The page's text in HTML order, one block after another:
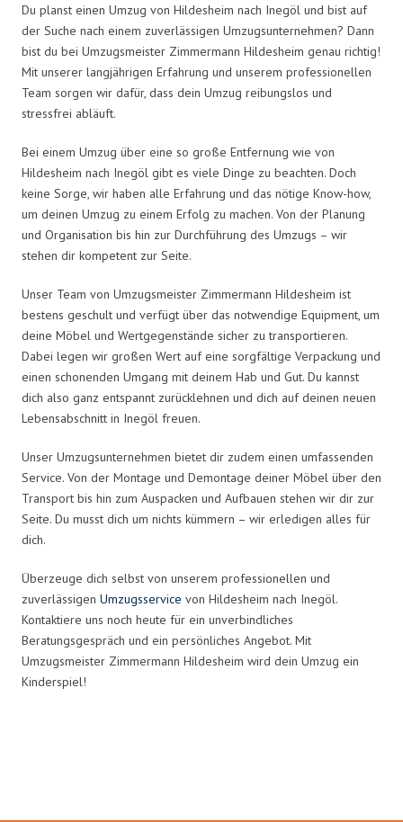
Du planst einen Umzug von Hildesheim nach Inegöl und bist auf
der Suche nach einem zuverlässigen Umzugsunternehmen? Dann
bist du bei Umzugsmeister Zimmermann Hildesheim genau richtig!
Mit unserer langjährigen Erfahrung und unserem professionellen
Team sorgen wir dafür, dass dein Umzug reibungslos und
stressfrei abläuft.
Bei einem Umzug über eine so große Entfernung wie von
Hildesheim nach Inegöl gibt es viele Dinge zu beachten. Doch
keine Sorge, wir haben alle Erfahrung und das nötige Know-how,
um deinen Umzug zu einem Erfolg zu machen. Von der Planung
und Organisation bis hin zur Durchführung des Umzugs – wir
stehen dir kompetent zur Seite.
Unser Team von Umzugsmeister Zimmermann Hildesheim ist
bestens geschult und verfügt über das notwendige Equipment, um
deine Möbel und Wertgegenstände sicher zu transportieren.
Dabei legen wir großen Wert auf eine sorgfältige Verpackung und
einen schonenden Umgang mit deinem Hab und Gut. Du kannst
dich also ganz entspannt zurücklehnen und dich auf deinen neuen
Lebensabschnitt in Inegöl freuen.
Unser Umzugsunternehmen bietet dir zudem einen umfassenden
Service. Von der Montage und Demontage deiner Möbel über den
Transport bis hin zum Auspacken und Aufbauen stehen wir dir zur
Seite. Du musst dich um nichts kümmern – wir erledigen alles für
dich.
Überzeuge dich selbst von unserem professionellen und
zuverlässigen Umzugsservice von Hildesheim nach Inegöl.
Kontaktiere uns noch heute für ein unverbindliches
Beratungsgespräch und ein persönliches Angebot. Mit
Umzugsmeister Zimmermann Hildesheim wird dein Umzug ein
Kinderspiel!